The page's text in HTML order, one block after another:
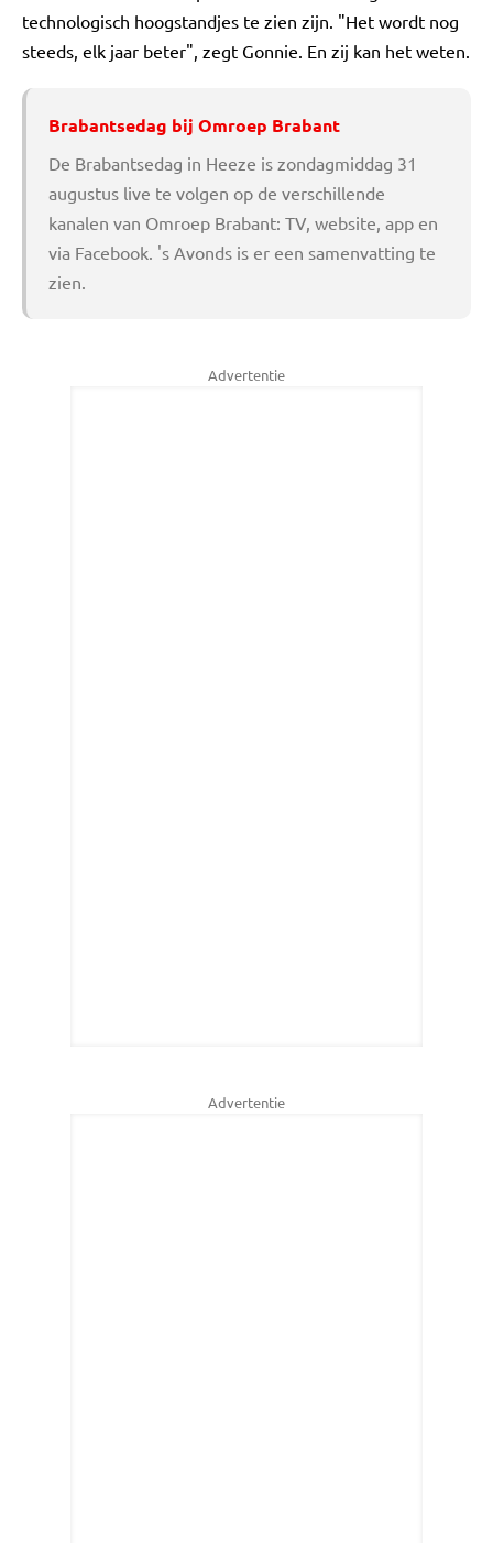
technologisch hoogstandjes te zien zijn. "Het wordt nog
steeds, elk jaar beter", zegt Gonnie. En zij kan het weten.
Brabantsedag bij Omroep Brabant
De Brabantsedag in Heeze is zondagmiddag 31
augustus live te volgen op de verschillende
kanalen van Omroep Brabant: TV, website, app en
via Facebook. 's Avonds is er een samenvatting te
zien.
Advertentie
Advertentie